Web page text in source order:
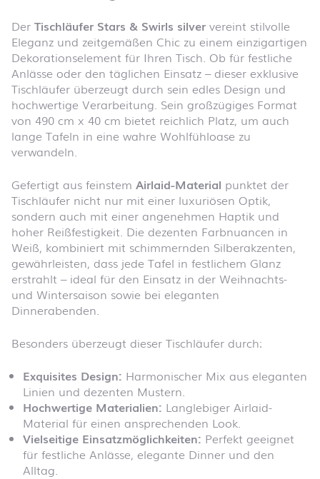
Der Tischläufer Stars & Swirls silver vereint stilvolle
Eleganz und zeitgemäßen Chic zu einem einzigartigen
Dekorationselement für Ihren Tisch. Ob für festliche
Anlässe oder den täglichen Einsatz – dieser exklusive
Tischläufer überzeugt durch sein edles Design und
hochwertige Verarbeitung. Sein großzügiges Format
von 490 cm x 40 cm bietet reichlich Platz, um auch
lange Tafeln in eine wahre Wohlfühloase zu
verwandeln.
Gefertigt aus feinstem Airlaid-Material punktet der
Tischläufer nicht nur mit einer luxuriösen Optik,
sondern auch mit einer angenehmen Haptik und
hoher Reißfestigkeit. Die dezenten Farbnuancen in
Weiß, kombiniert mit schimmernden Silberakzenten,
gewährleisten, dass jede Tafel in festlichem Glanz
erstrahlt – ideal für den Einsatz in der Weihnachts-
und Wintersaison sowie bei eleganten
Dinnerabenden.
Besonders überzeugt dieser Tischläufer durch:
Exquisites Design: Harmonischer Mix aus eleganten
Linien und dezenten Mustern.
Hochwertige Materialien: Langlebiger Airlaid-
Material für einen ansprechenden Look.
Vielseitige Einsatzmöglichkeiten: Perfekt geeignet
für festliche Anlässe, elegante Dinner und den
Alltag.